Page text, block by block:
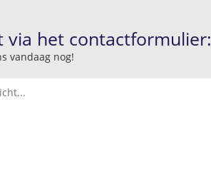
via het contactformulier:
vandaag nog!